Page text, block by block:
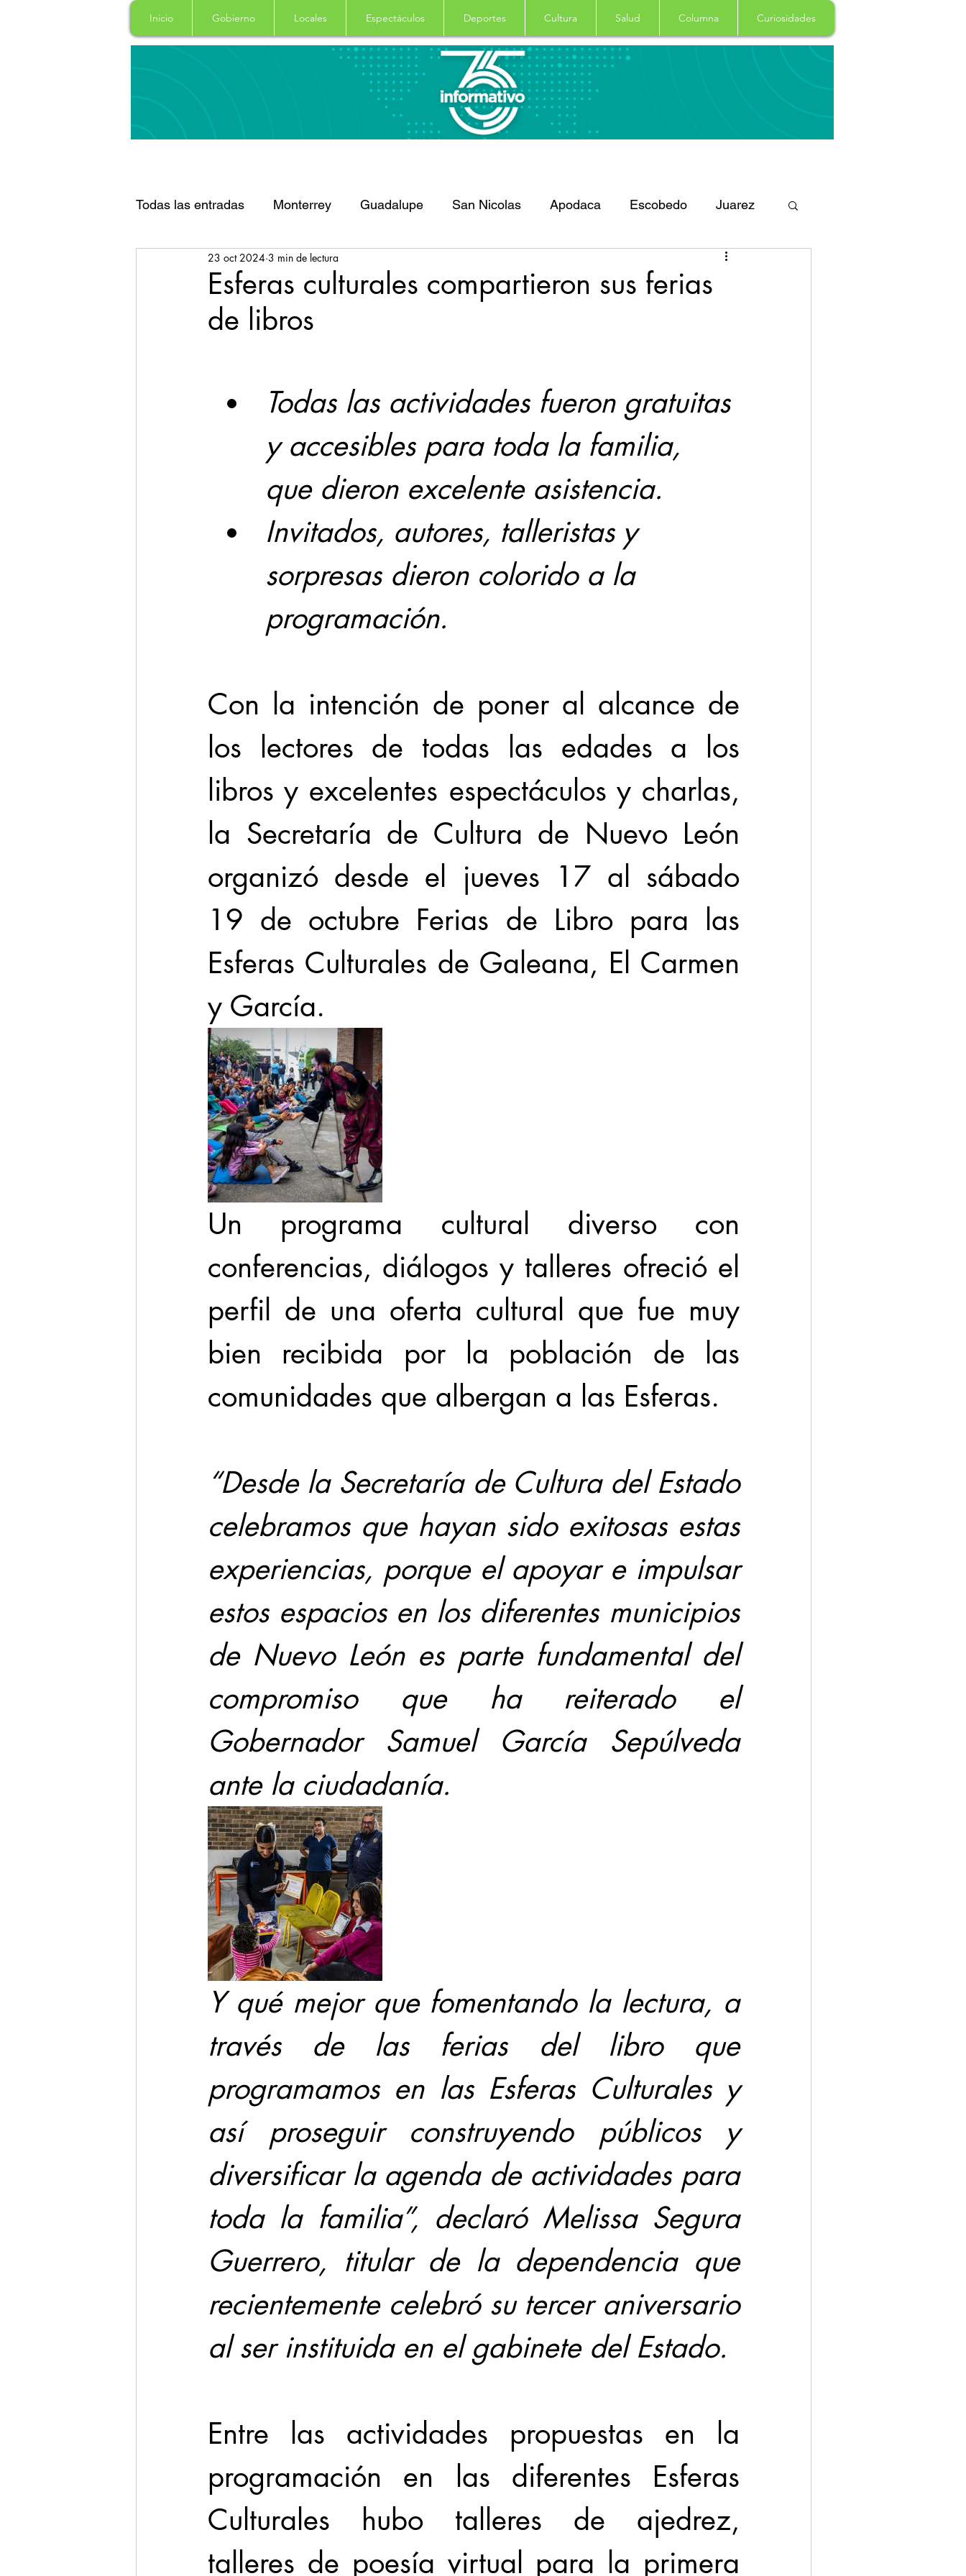
Inicio Gobierno Locales Espectáculos Deportes Cultura Salud Columna Curiosidades
Todas las entradas Monterrey Guadalupe San Nicolas Apodaca Escobedo Juarez
Santa Catarina San Pedro Garza Garcia Arte
Espectaculos Clima
Esferas culturales compartieron sus ferias
de libros
23 oct 2024 3 min de lectura
Todas las actividades fueron gratuitas
y accesibles para toda la familia,
que dieron excelente asistencia.
Invitados, autores, talleristas y
sorpresas dieron colorido a la
programación.
Con la intención de poner al alcance de
los lectores de todas las edades a los
libros y excelentes espectáculos y charlas,
la Secretaría de Cultura de Nuevo León
organizó desde el jueves 17 al sábado
19 de octubre Ferias de Libro para las
Esferas Culturales de Galeana, El Carmen
y García.
Un programa cultural diverso con
conferencias, diálogos y talleres ofreció el
perfil de una oferta cultural que fue muy
bien recibida por la población de las
comunidades que albergan a las Esferas.
“Desde la Secretaría de Cultura del Estado
celebramos que hayan sido exitosas estas
experiencias, porque el apoyar e impulsar
estos espacios en los diferentes municipios
de Nuevo León es parte fundamental del
compromiso que ha reiterado el
Gobernador Samuel García Sepúlveda
ante la ciudadanía.
Y qué mejor que fomentando la lectura, a
través de las ferias del libro que
programamos en las Esferas Culturales y
así proseguir construyendo públicos y
diversificar la agenda de actividades para
toda la familia”, declaró Melissa Segura
Guerrero, titular de la dependencia que
recientemente celebró su tercer aniversario
al ser instituida en el gabinete del Estado.
Entre las actividades propuestas en la
programación en las diferentes Esferas
Culturales hubo talleres de ajedrez,
talleres de poesía virtual para la primera